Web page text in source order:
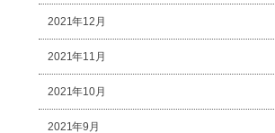
2021年12月
2021年11月
2021年10月
2021年9月